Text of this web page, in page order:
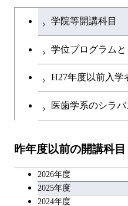
学士課程を切り替える
学院等開講科目
学位プログラム
H27年度以前入学
医歯学系のシラ
昨年度以前の開講科目
2026年度
2025年度
2024年度